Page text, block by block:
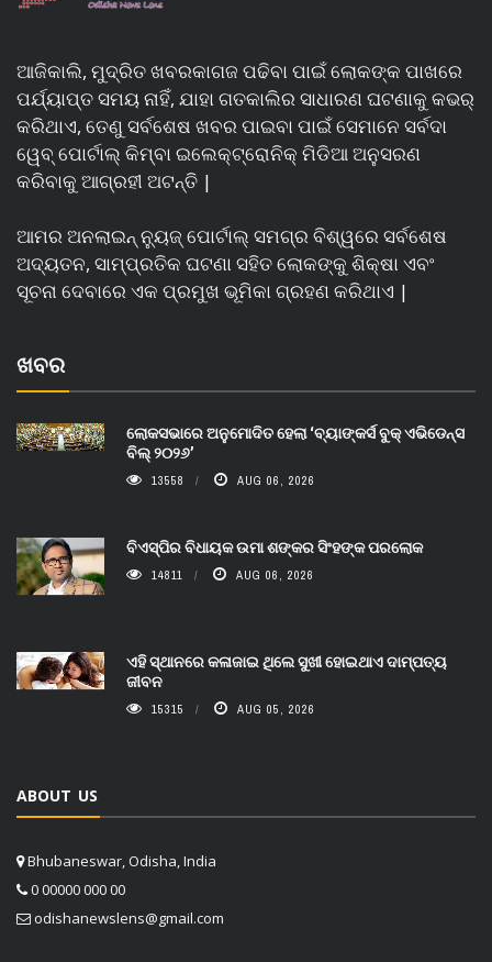
ଆଜିକାଲି, ମୁଦ୍ରିତ ଖବରକାଗଜ ପଢିବା ପାଇଁ ଲୋକଙ୍କ ପାଖରେ
ପର୍ଯ୍ୟାପ୍ତ ସମୟ ନାହିଁ, ଯାହା ଗତକାଲିର ସାଧାରଣ ଘଟଣାକୁ କଭର୍
କରିଥାଏ, ତେଣୁ ସର୍ବଶେଷ ଖବର ପାଇବା ପାଇଁ ସେମାନେ ସର୍ବଦା
ୱେବ୍ ପୋର୍ଟାଲ୍ କିମ୍ବା ଇଲେକ୍ଟ୍ରୋନିକ୍ ମିଡିଆ ଅନୁସରଣ
କରିବାକୁ ଆଗ୍ରହୀ ଅଟନ୍ତି |
ଆମର ଅନଲାଇନ୍ ନ୍ୟୁଜ୍ ପୋର୍ଟାଲ୍ ସମଗ୍ର ବିଶ୍ୱରେ ସର୍ବଶେଷ
ଅଦ୍ୟତନ, ସାମ୍ପ୍ରତିକ ଘଟଣା ସହିତ ଲୋକଙ୍କୁ ଶିକ୍ଷା ଏବଂ
ସୂଚନା ଦେବାରେ ଏକ ପ୍ରମୁଖ ଭୂମିକା ଗ୍ରହଣ କରିଥାଏ |
ଖବର
ଲୋକସଭାରେ ଅନୁମୋଦିତ ହେଲା ‘ବ୍ୟାଙ୍କର୍ସ ବୁକ୍ ଏଭିଡେନ୍ସ
ବିଲ୍ ୨୦୨୬’
13558 AUG 06, 2026
ବିଏସ୍‌ପିର ବିଧାୟକ ଉମା ଶଙ୍କର ସିଂହଙ୍କ ପରଲୋକ
14811 AUG 06, 2026
ଏହି ସ୍ଥାନରେ କଳାଜାଇ ଥିଲେ ସୁଖୀ ହୋଇଥାଏ ଦାମ୍ପତ୍ୟ
ଜୀବନ
15315 AUG 05, 2026
ABOUT US
Bhubaneswar, Odisha, India
0 00000 000 00
odishanewslens@gmail.com